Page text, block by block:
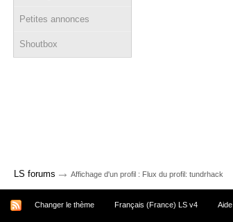
Petites annonces
Shoutbox
LS forums → Affichage d'un profil : Flux du profil: tundrhack
Changer le thème Français (France) LS v4 Aide